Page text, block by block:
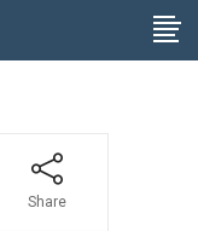
Share